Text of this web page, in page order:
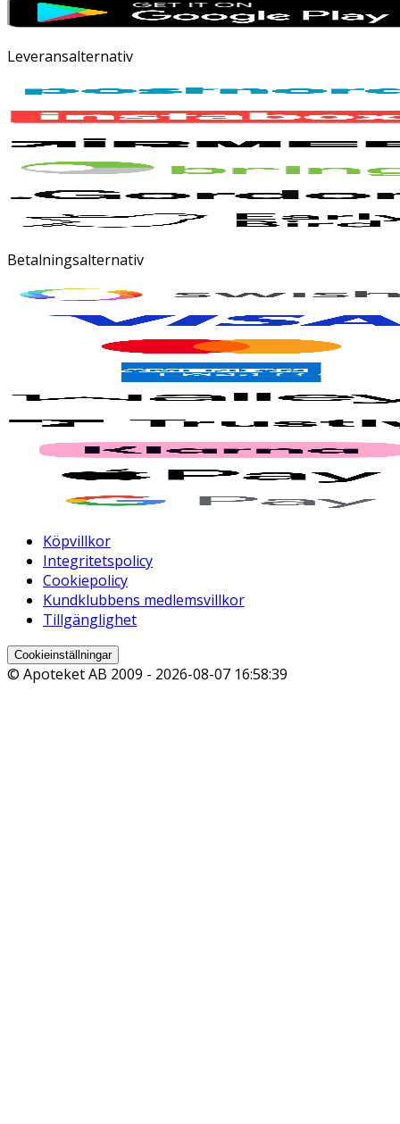
Leveransalternativ
Betalningsalternativ
Köpvillkor
Integritetspolicy
Cookiepolicy
Kundklubbens medlemsvillkor
Tillgänglighet
Cookieinställningar
© Apoteket AB 2009 - 2026-08-07 16:58:39